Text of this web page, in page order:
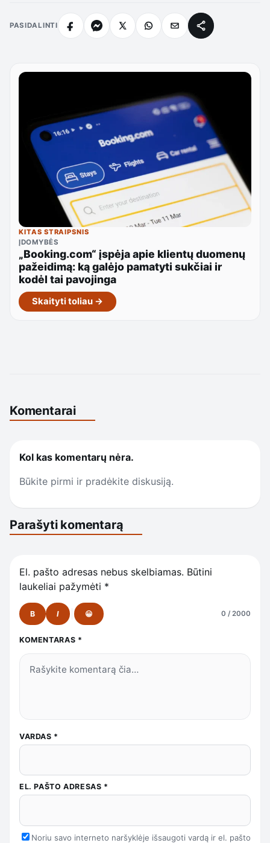
PASIDALINTI
KITAS STRAIPSNIS
ĮDOMYBĖS
„Booking.com“ įspėja apie klientų duomenų
pažeidimą: ką galėjo pamatyti sukčiai ir
kodėl tai pavojinga
Skaityti toliau →
Komentarai
Kol kas komentarų nėra.
Būkite pirmi ir pradėkite diskusiją.
Parašyti komentarą
El. pašto adresas nebus skelbiamas. Būtini
laukeliai pažymėti *
B I 😀 0 / 2000
KOMENTARAS *
VARDAS *
EL. PAŠTO ADRESAS *
Noriu savo interneto naršyklėje išsaugoti vardą ir el. pašto